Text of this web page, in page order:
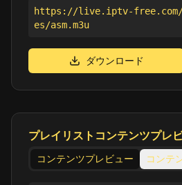
https://live.iptv-free.com/
es/asm.m3u
ダウンロード
プレイリストコンテンツプレ
コンテンツプレビュー コンテ